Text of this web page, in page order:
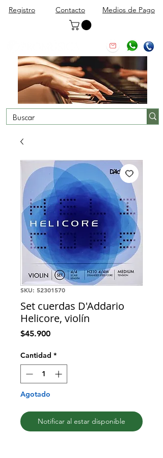
Registro Contacto Medios de Pago
SKU: 52301570
Set cuerdas D'Addario
Helicore, violín
$45.900Precio
Cantidad *
Agotado
Notificar al estar disponible